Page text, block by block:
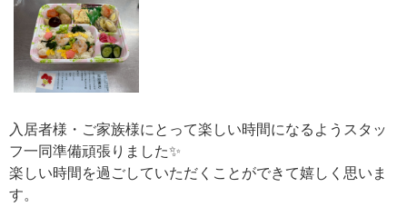
入居者様・ご家族様にとって楽しい時間になるようスタッ
フ一同準備頑張りました✨
楽しい時間を過ごしていただくことができて嬉しく思いま
す。